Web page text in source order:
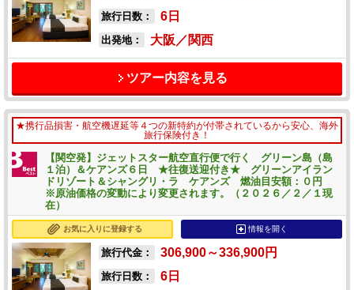
旅行日数： 6 日
出発地： 大阪／関西
ツアー内容を見る
★携行品損害・航空機遅延等４つの新特約が付帯されているから安心、海外
旅行保険付き！
【関空発】ジェットスター航空直行便で行く グリーン島（島
１泊）＆ケアンズ６日 ★往復送迎付き★ グリーンアイラン
ドリゾート＆シャングリ・ラ ケアンズ 燃油目安額：０円
※原油価格の変動により変更されます。（２０２６／２／１現
在）
お気に入りに登録する 情報を開く
旅行代金： 306,900～336,900円
旅行日数： 6 日